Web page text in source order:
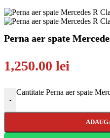
Perna aer spate
1,250.00 lei
-
Cantitate Perna aer spate